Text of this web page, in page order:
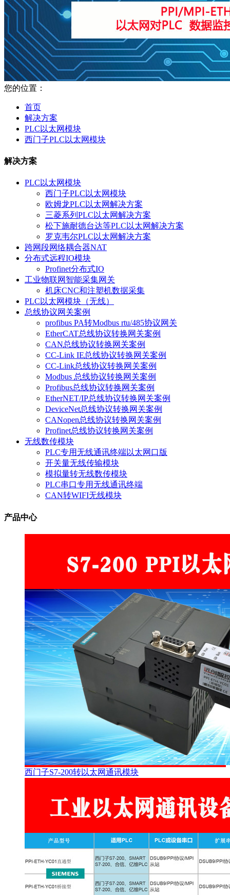
您的位置：
首页
解决方案
PLC以太网模块
西门子PLC以太网模块
解决方案
PLC以太网模块
西门子PLC以太网模块
欧姆龙PLC以太网解决方案
三菱系列PLC以太网解决方案
松下施耐德台达等PLC以太网解决方案
罗克韦尔PLC以太网解决方案
跨网段网络耦合器NAT
分布式远程IO模块
Profinet分布式IO
工业物联网智能采集网关
机床CNC和注塑机数据采集
PLC以太网模块（无线）
总线协议网关案例
profibus PA转Modbus rtu/485协议网关
EtherCAT总线协议转换网关案例
CAN总线协议转换网关案例
CC-Link IE总线协议转换网关案例
CC-Link总线协议转换网关案例
Modbus 总线协议转换网关案例
Profibus总线协议转换网关案例
EtherNET/IP总线协议转换网关案例
DeviceNet总线协议转换网关案例
CANopen总线协议转换网关案例
Profinet总线协议转换网关案例
无线数传模块
PLC专用无线通讯终端以太网口版
开关量无线传输模块
模拟量转无线数传模块
PLC串口专用无线通讯终端
CAN转WIFI无线模块
产品中心
西门子S7-200转以太网通讯模块